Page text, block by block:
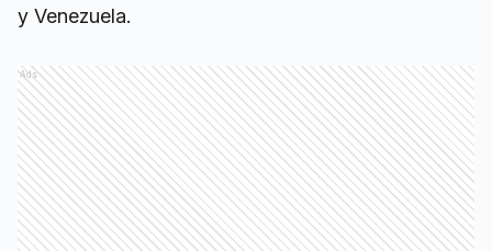
y Venezuela.
Ads